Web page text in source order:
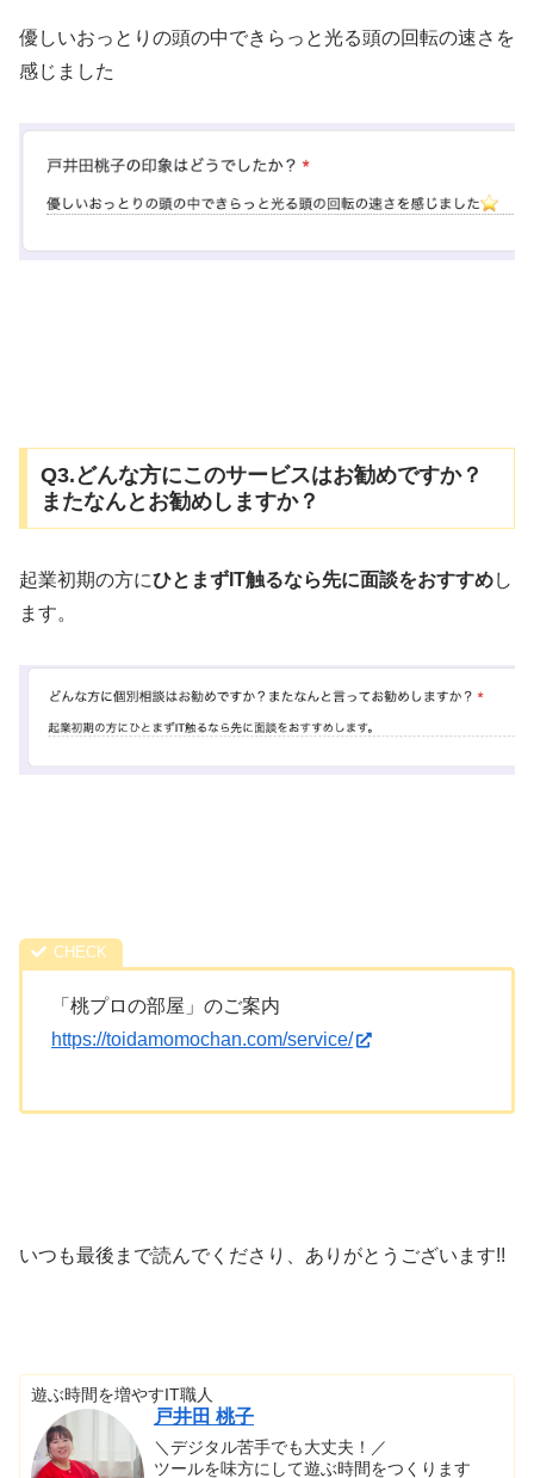
優しいおっとりの頭の中できらっと光る頭の回転の速さを
感じました
Q3.どんな方にこのサービスはお勧めですか？
またなんとお勧めしますか？
起業初期の方にひとまずIT触るなら先に面談をおすすめし
ます。
「桃プロの部屋」のご案内
https://toidamomochan.com/service/
いつも最後まで読んでくださり、ありがとうございます!!
遊ぶ時間を増やすIT職人
戸井田 桃子
＼デジタル苦手でも大丈夫！／
ツールを味方にして遊ぶ時間をつくります